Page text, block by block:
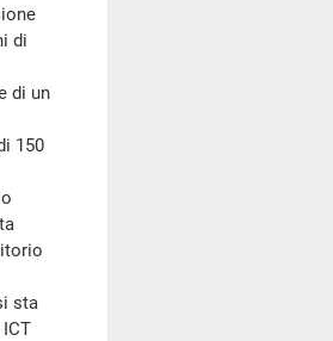
di
di un
150
sta